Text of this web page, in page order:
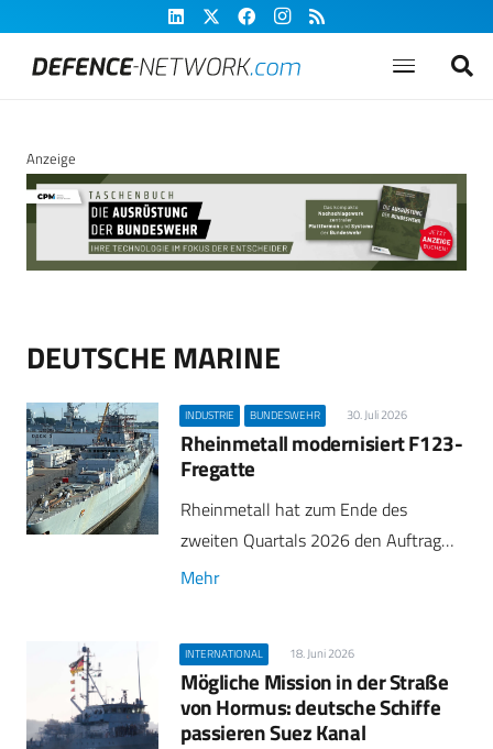
Anzeige
DEUTSCHE MARINE
INDUSTRIE BUNDESWEHR 30. Juli 2026
Rheinmetall modernisiert F123-
Fregatte
Rheinmetall hat zum Ende des
zweiten Quartals 2026 den Auftrag…
Mehr
INTERNATIONAL 18. Juni 2026
Mögliche Mission in der Straße
von Hormus: deutsche Schiffe
passieren Suez Kanal